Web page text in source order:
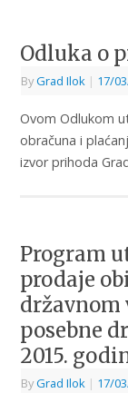
Odluka o
ByGrad Ilok | 17/
Ovom Odlukom
obračuna i
izvor prihoda
Program
prodaje
državnom
posebne
2015.
ByGrad Ilok | 17/